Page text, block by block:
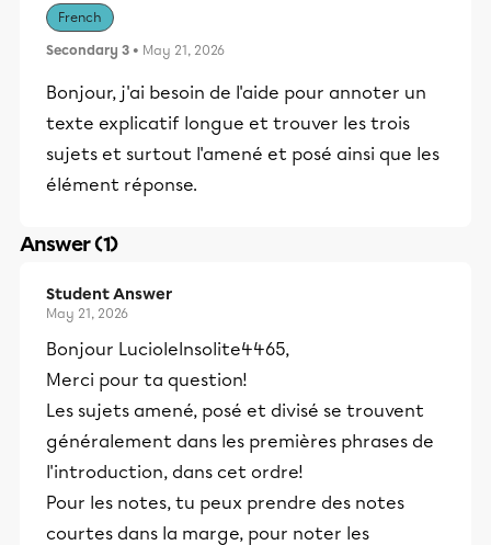
French
Secondary 3 • May 21, 2026
Bonjour, j'ai besoin de l'aide pour annoter un
texte explicatif longue et trouver les trois
sujets et surtout l'amené et posé ainsi que les
élément réponse.
Answer (1)
Student Answer
May 21, 2026
Bonjour LucioleInsolite4465,
Merci pour ta question!
Les sujets amené, posé et divisé se trouvent
généralement dans les premières phrases de
l'introduction, dans cet ordre!
Pour les notes, tu peux prendre des notes
courtes dans la marge, pour noter les